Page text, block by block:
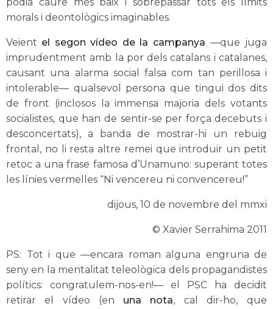
morals i deontològics imaginables.
Veient el segon vídeo de la campanya —que juga
imprudentment amb la por dels catalans i catalanes,
causant una alarma social falsa com tan perillosa i
intolerable— qualsevol persona que tingui dos dits
de front (inclosos la immensa majoria dels votants
socialistes, que han de sentir-se per força decebuts i
desconcertats), a banda de mostrar-hi un rebuig
frontal, no li resta altre remei que introduir un petit
retoc a una frase famosa d’Unamuno: superant totes
les línies vermelles “Ni vencereu ni convencereu!”
dijous, 10 de novembre del mmxi
© Xavier Serrahima 2011
PS: Tot i que —encara roman alguna engruna de
seny en la mentalitat teleològica dels propagandistes
polítics: congratulem-nos-en!— el PSC ha decidit
retirar el vídeo (en una nota, cal dir-ho, que